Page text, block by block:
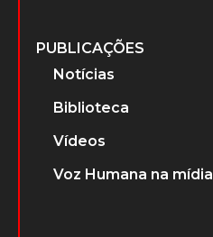
PUBLICAÇÕES
Notícias
Biblioteca
Vídeos
Voz Humana na mídia